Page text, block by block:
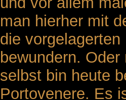
man hierher mit
die
bewundern.
selbst bin heute
Portovenere. Es